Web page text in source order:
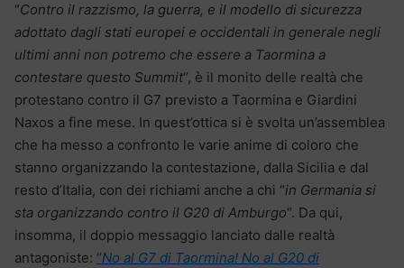
“Contro il razzismo, la guerra, e il modello di sicurezza
adottato dagli stati europei e occidentali in generale negli
ultimi anni non potremo che essere a Taormina a
contestare questo Summit“, è il monito delle realtà che
protestano contro il G7 previsto a Taormina e Giardini
Naxos a fine mese. In quest’ottica si è svolta un’assemblea
che ha messo a confronto le varie anime di coloro che
stanno organizzando la contestazione, dalla Sicilia e dal
resto d’Italia, con dei richiami anche a chi “in Germania si
sta organizzando contro il G20 di Amburgo“. Da qui,
insomma, il doppio messaggio lanciato dalle realtà
antagoniste: “No al G7 di Taormina! No al G20 di